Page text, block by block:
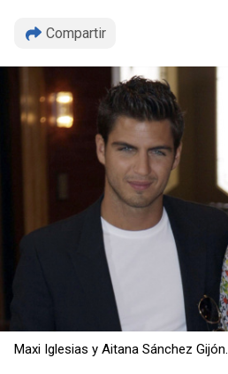
Compartir
Maxi Iglesias y Aitana Sánchez Gijón.